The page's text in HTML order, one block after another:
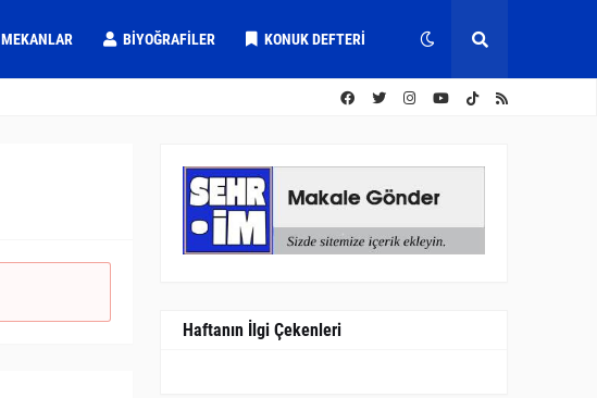
MEKANLAR BIYOĞRAFILER KONUK DEFTERI
Haftanın İlgi Çekenleri